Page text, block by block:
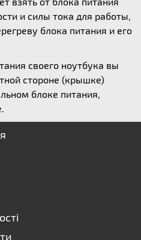
и силы тока для работы,
блока питания и его
своего ноутбука вы
стороне (крышке)
блоке питания,